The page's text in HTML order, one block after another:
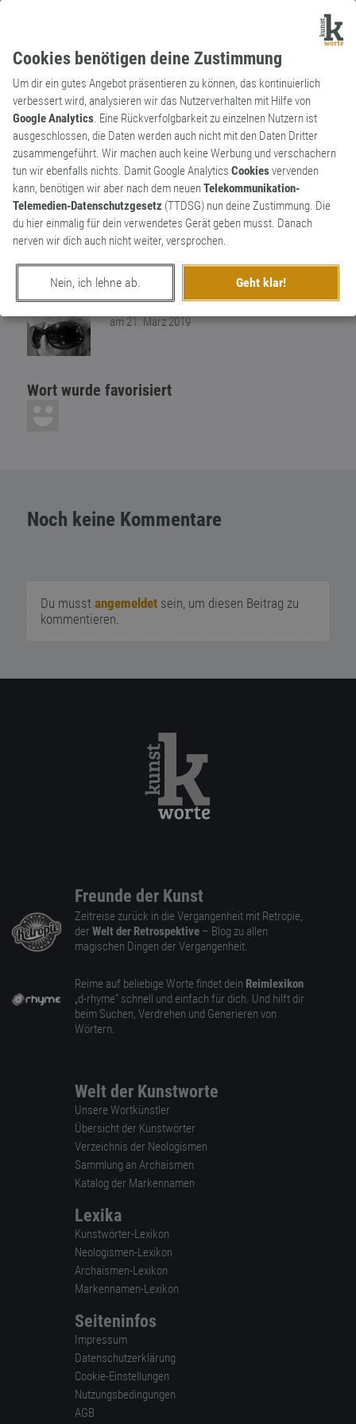
Cookies benötigen deine Zustimmung
Um dir ein gutes Angebot präsentieren zu können, das kontinuierlich
verbessert wird, analysieren wir das Nutzerverhalten mit Hilfe von
Google Analytics. Eine Rückverfolgbarkeit zu einzelnen Nutzern ist
ausgeschlossen, die Daten werden auch nicht mit den Daten Dritter
zusammengeführt. Wir machen auch keine Werbung und verschachern
tun wir ebenfalls nichts. Damit Google Analytics Cookiesvervenden
kann, benötigen wir aber nach dem neuenTelekommunikation-
Telemedien-Datenschutzgesetz (TTDSG) nun deine Zustimmung. Die
du hier einmalig für dein verwendetes Gerät geben musst. Danach
nerven wir dich auch nicht weiter, versprochen.
Nein, ich lehne ab. Geht klar!
Neologismus
Substantiv
Mehrwert
Für den Schwaben haben Dinge WERT. Das
ist wertig genug. Neudeutsch brauchen
Dinge aber MEHRwert. Das wäre dann so
erschaffen von
am 21. März 2019
Wort wurde favorisiert
Noch keine Kommentare
Du musst angemeldetsein, um diesen Beitrag zu
kommentieren.
Freunde der Kunst
Zeitreise zurück in die Vergangenheit mit Retropie,
der Welt der Retrospektive – Blog zu allen
magischen Dingen der Vergangenheit.
Reime auf beliebige Worte findet dein Reimlexikon
„d-rhyme” schnell und einfach für dich. Und hilft dir
beim Suchen, Verdrehen und Generieren von
Wörtern.
Welt der Kunstworte
Unsere Wortkünstler
Übersicht der Kunstwörter
Verzeichnis der Neologismen
Sammlung an Archaismen
Katalog der Markennamen
Lexika
Kunstwörter-Lexikon
Neologismen-Lexikon
Archaismen-Lexikon
Markennamen-Lexikon
Seiteninfos
Impressum
Datenschutzerklärung
Cookie-Einstellungen
Nutzungsbedingungen
AGB